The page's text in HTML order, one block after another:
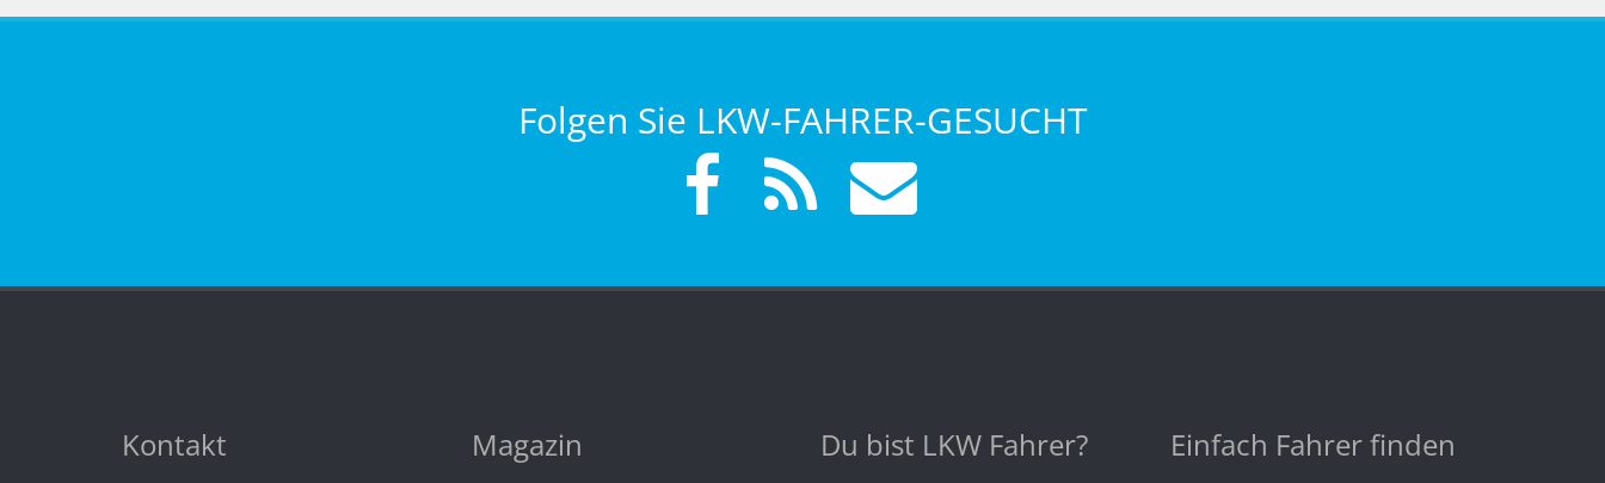
Folgen Sie LKW-FAHRER-GESUCHT
Kontakt Magazin Du bist LKW Fahrer? Einfach Fahrer finden